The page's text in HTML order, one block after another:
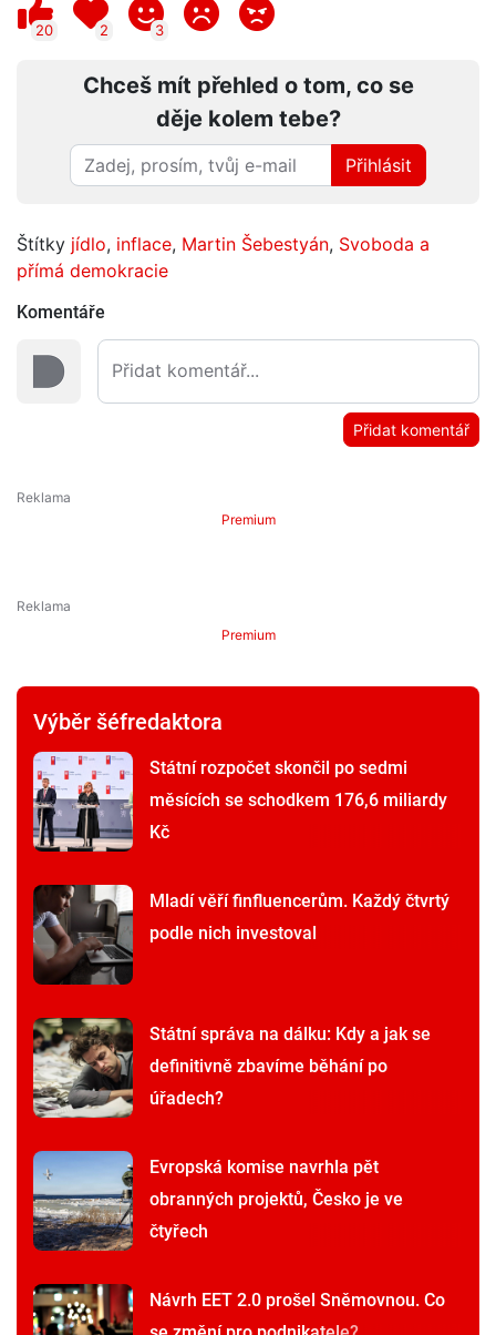
20 2 3
Chceš mít přehled o tom, co se
děje kolem tebe?
Přihlásit
Štítky jídlo, inflace, Martin Šebestyán, Svoboda a
přímá demokracie
Komentáře
Přidat komentář
Premium
Premium
Výběr šéfredaktora
Státní rozpočet skončil po sedmi
měsících se schodkem 176,6 miliardy
Kč
Mladí věří finfluencerům. Každý čtvrtý
podle nich investoval
Státní správa na dálku: Kdy a jak se
definitivně zbavíme běhání po
úřadech?
Evropská komise navrhla pět
obranných projektů, Česko je ve
čtyřech
Návrh EET 2.0 prošel Sněmovnou. Co